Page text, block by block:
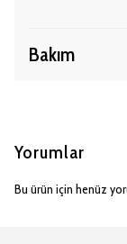
Bakım
Yorumlar
Bu ürün için henüz